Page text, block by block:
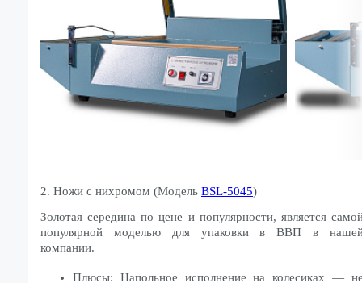
2. Ножи с нихромом (Модель BSL-5045)
Золотая середина по цене и популярности, является
популярной моделью для упаковки в ВВП в
компании.
Плюсы: Напольное исполнение на колесиках —